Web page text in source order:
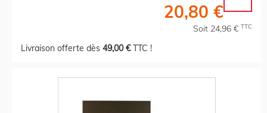
20,80 €
Soit 24,96 € TTC
Livraison offerte dès 49,00 €TTC !